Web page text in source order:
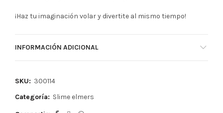
¡Haz tu imaginación volar y divertite al mismo tiempo!
INFORMACIÓN ADICIONAL
SKU: 300114
Categoría: Slime elmers